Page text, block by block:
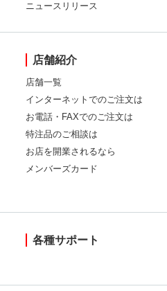
ニュースリリース
店舗紹介
店舗一覧
インターネットでのご注文は
お電話・FAXでのご注文は
特注品のご相談は
お店を開業されるなら
メンバーズカード
各種サポート